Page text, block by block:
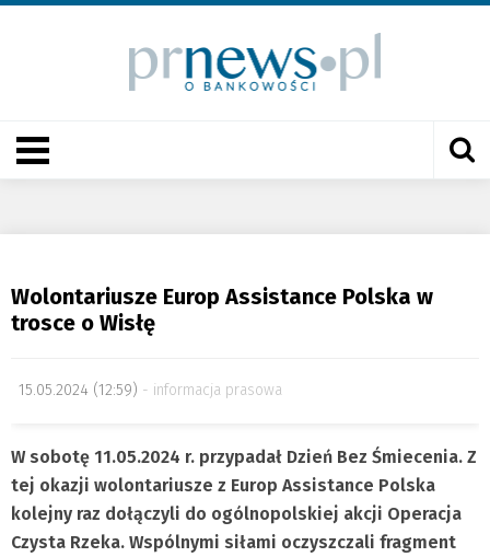
Wolontariusze Europ Assistance Polska w
trosce o Wisłę
15.05.2024 (12:59) informacja prasowa
W sobotę 11.05.2024 r. przypadał Dzień Bez Śmiecenia. Z
tej okazji wolontariusze z Europ Assistance Polska
kolejny raz dołączyli do ogólnopolskiej akcji Operacja
Czysta Rzeka. Wspólnymi siłami oczyszczali fragment